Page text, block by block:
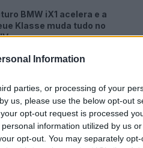
Information
parties, or processing of your
us, please use the below opt-out
opt-out request is processed
information utilized by us
opt-out. You may separately
BMW iX1 acelera e a
Klasse muda tudo no
bigodes de gato em vez
garras de leão
08/2026